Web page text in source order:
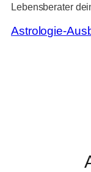
Lebensberater
Astrologie-